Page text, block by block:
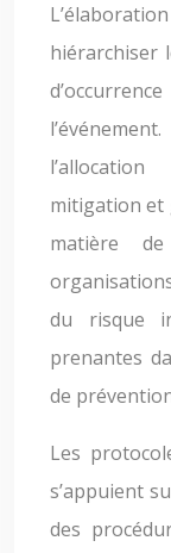
hiérarchiser
mitigation et
matière
du risque
prenantes
de
Les
s’appuient
des